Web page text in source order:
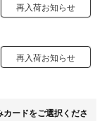
再入荷お知らせ
再入荷お知らせ
ードをご選択くださ